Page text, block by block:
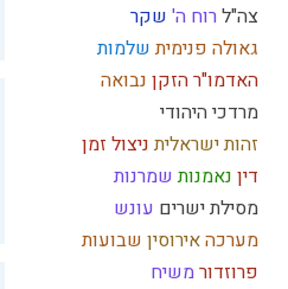
צה"לרוח ה' שקר
גאולה פנימיתשלמות
האדמו"ר הזקן נבואה
מרדכי היהודי
זהות ישראליתניצול זמן
דין נאמנות שמרנות
מסילת ישרים עונש
מערכהאירוסין שבועות
פרוזדורמשיח